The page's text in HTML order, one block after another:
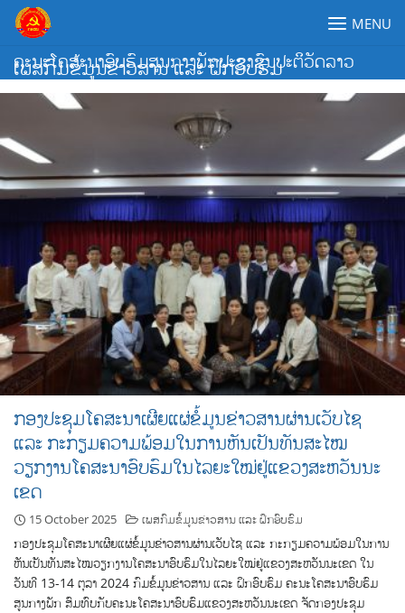
Skip
content
ຄະນະໂຄສະນາອົບຮົມສູນກາງພັກປະຊາຊົນປະຕິວັດລາວ
MENU
ເພສກົມຂໍ້ມູນຂ່າວສານ ແລະ ຝຶກອົບຮົມ
ກອງປະຊຸມໂຄສະນາເຜີຍແຜ່ຂໍ້ມູນຂ່າວສານຜ່ານເວັບໄຊ
ແລະ ກະກຽມຄວາມພ້ອມໃນການຫັນເປັນທັນສະໄໝ
ວຽກງານໂຄສະນາອົບຮົມໃນໄລຍະໃໝ່ຢູ່ແຂວງສະຫວັນນະ
ເຂດ
15 October 2025 ເພສກົມຂໍ້ມູນຂ່າວສານ ແລະ ຝຶກອົບຮົມ
ກອງປະຊຸມໂຄສະນາເຜີຍແຜ່ຂໍ້ມູນຂ່າວສານຜ່ານເວັບໄຊ ແລະ ກະກຽມຄວາມພ້ອມໃນການ
ຫັນເປັນທັນສະໄໝວຽກງານໂຄສະນາອົບຮົມໃນໄລຍະໃໝ່ຢູ່ແຂວງສະຫວັນນະເຂດ ໃນ
ວັນທີ 13-14 ຕຸລາ 2024 ກົມຂໍ້ມູນຂ່າວສານ ແລະ ຝຶກອົບຮົມ ຄະນະໂຄສະນາອົບຮົມ
ສູນກາງພັກ ສົມທົບກັບຄະນະໂຄສະນາອົບຮົມແຂວງສະຫວັນນະເຂດ ຈັດກອງປະຊຸມ